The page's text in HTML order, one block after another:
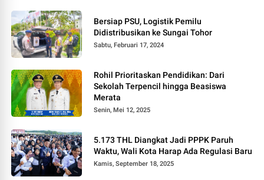
Bersiap PSU, Logistik Pemilu
Didistribusikan ke Sungai Tohor
Sabtu, Februari 17, 2024
Rohil Prioritaskan Pendidikan: Dari
Sekolah Terpencil hingga Beasiswa
Merata
Senin, Mei 12, 2025
5.173 THL Diangkat Jadi PPPK Paruh
Waktu, Wali Kota Harap Ada Regulasi Baru
Kamis, September 18, 2025